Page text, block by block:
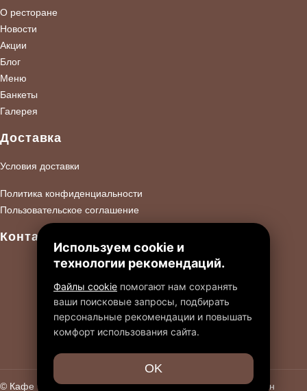
О ресторане
Новости
Акции
Блог
Меню
Банкеты
Галерея
Доставка
Условия доставки
Политика конфиденциальности
Пользовательское соглашение
Контакты
+7 985 729 07 07
г. Москва, Шипиловский пр., вл.39, стр.2
info@obulvar.ru
© Кафе Ореховый Бульвар, 2026 | Все Сайт разработан
Используем cookie и
технологии рекомендаций.
Файлы cookie помогают нам сохранять
ваши поисковые запросы, подбирать
персональные рекомендации и повышать
комфорт использования сайта.
OK